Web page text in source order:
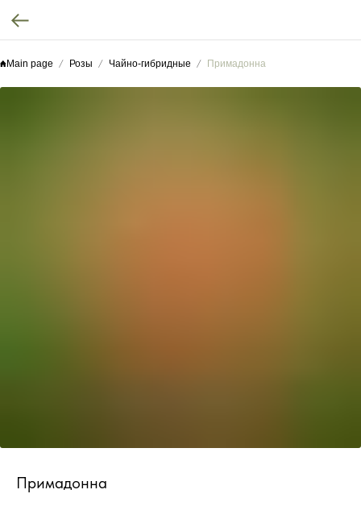
Main page Розы Чайно-гибридные Примадонна
Примадонна